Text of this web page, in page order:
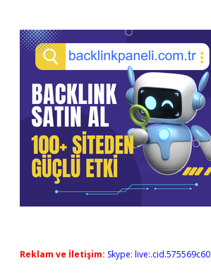
Reklam ve İletişim: Skype: